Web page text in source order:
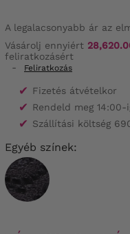
A legalacsonyabb ár az
Vásárolj ennyiért
feliratkozásért
-
Feliratkozás
✔ Fizetés átvételkor
✔ Rendeld meg
✔ Szállítási költség
Egyéb színek: